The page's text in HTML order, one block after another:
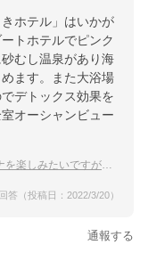
ホテル」はいかが
トホテルでピンク
むし温泉があり海
ます。また大浴場
デトックス効果を
オーシャンビュー
が、おすすめの宿はありますか？
答（投稿日：2022/3/20）
通報する